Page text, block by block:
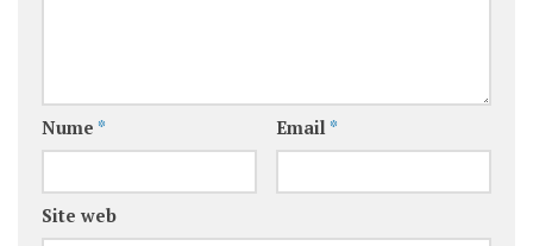
Nume * Email *
Site web